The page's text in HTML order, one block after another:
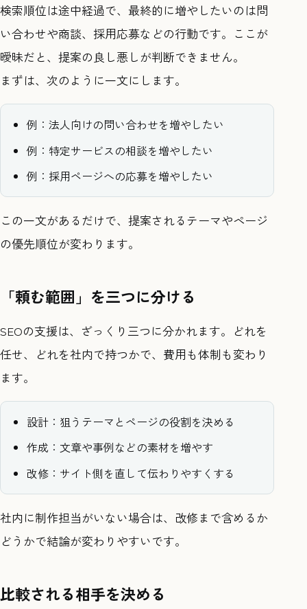
検索順位は途中経過で、最終的に増やしたいのは問
い合わせや商談、採用応募などの行動です。ここが
曖昧だと、提案の良し悪しが判断できません。
まずは、次のように一文にします。
例：法人向けの問い合わせを増やしたい
例：特定サービスの相談を増やしたい
例：採用ページへの応募を増やしたい
この一文があるだけで、提案されるテーマやページ
の優先順位が変わります。
「頼む範囲」を三つに分ける
SEOの支援は、ざっくり三つに分かれます。どれを
任せ、どれを社内で持つかで、費用も体制も変わり
ます。
設計：狙うテーマとページの役割を決める
作成：文章や事例などの素材を増やす
改修：サイト側を直して伝わりやすくする
社内に制作担当がいない場合は、改修まで含めるか
どうかで結論が変わりやすいです。
比較される相手を決める